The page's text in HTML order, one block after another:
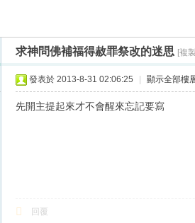
求神問佛補福得赦罪祭改的迷思 [複
發表於 2013-8-31 02:06:25 顯示全部樓
先開主提起來才不會醒來忘記要寫
回覆